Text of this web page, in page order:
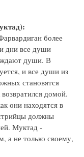
более
дни все души
души. В
и все души из
становятся
домой.
они находятся в
должны
Муктад -
а не только своему,